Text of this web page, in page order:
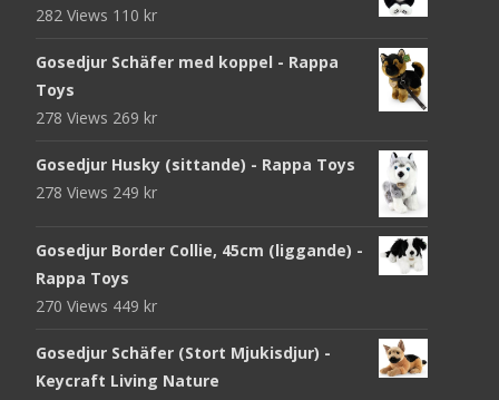
282 Views 110 kr
Gosedjur Schäfer med koppel - Rappa
Toys
278 Views 269 kr
Gosedjur Husky (sittande) - Rappa Toys
278 Views 249 kr
Gosedjur Border Collie, 45cm (liggande) -
Rappa Toys
270 Views 449 kr
Gosedjur Schäfer (Stort Mjukisdjur) -
Keycraft Living Nature